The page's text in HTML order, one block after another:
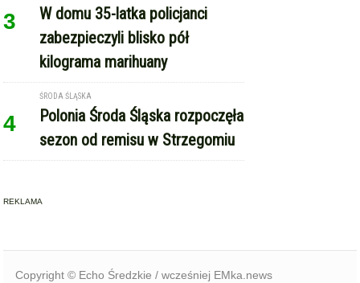
3
W domu 35-latka policjanci
zabezpieczyli blisko pół
kilograma marihuany
4
ŚRODA ŚLĄSKA
Polonia Środa Śląska rozpoczęła
sezon od remisu w Strzegomiu
REKLAMA
Copyright © Echo Średzkie / wcześniej EMka.news